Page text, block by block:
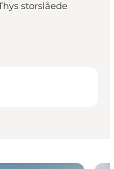
storslåede